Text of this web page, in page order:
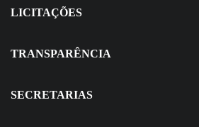
LICITAÇÕES
TRANSPARÊNCIA
SECRETARIAS